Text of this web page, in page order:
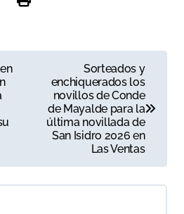
Sorteados y
enchiquerados los
novillos de Conde
de Mayalde para la
última novillada de
San Isidro 2026 en
Las Ventas